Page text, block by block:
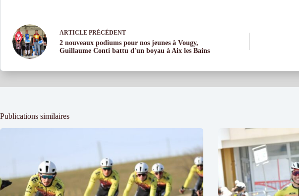
ARTICLE PRÉCÉDENT
2 nouveaux podiums pour nos jeunes à Vougy,
Guillaume Conti battu d'un boyau à Aix les Bains
Publications similaires